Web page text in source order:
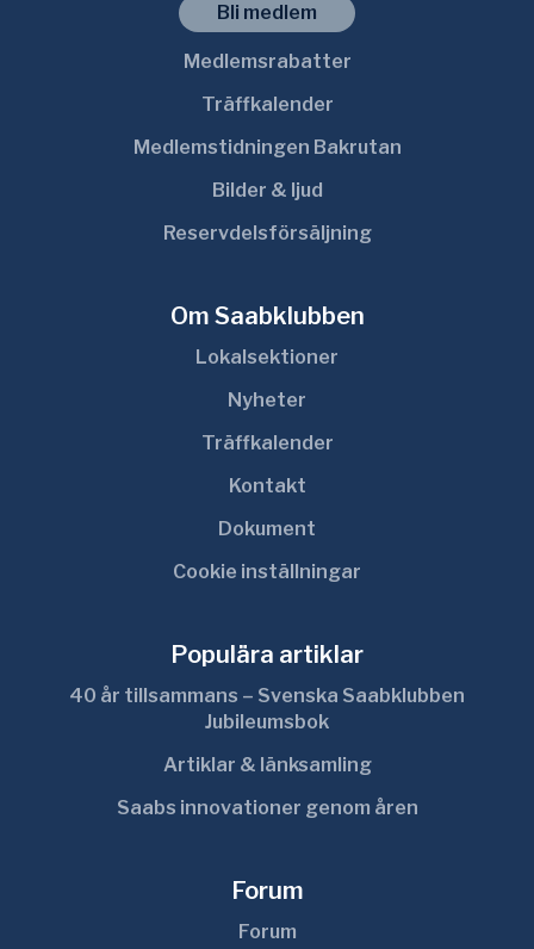
Bli medlem
Medlemsrabatter
Träffkalender
Medlemstidningen Bakrutan
Bilder & ljud
Reservdelsförsäljning
Om Saabklubben
Lokalsektioner
Nyheter
Träffkalender
Kontakt
Dokument
Cookie inställningar
Populära artiklar
40 år tillsammans – Svenska Saabklubben
Jubileumsbok
Artiklar & länksamling
Saabs innovationer genom åren
Forum
Forum